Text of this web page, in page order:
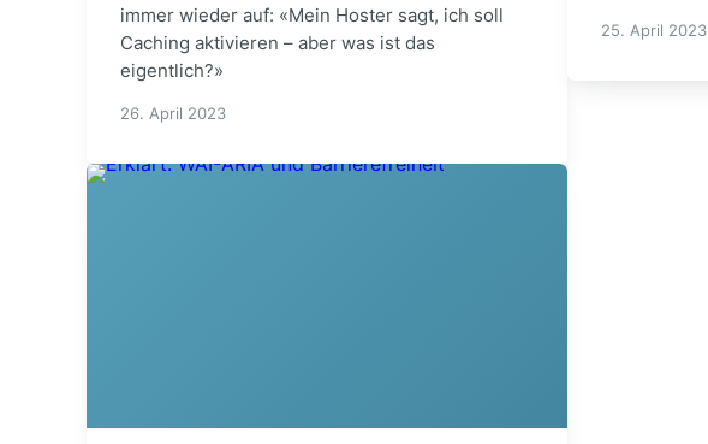
immer wieder auf: «Mein Hoster sagt, ich soll
Caching aktivieren – aber was ist das
eigentlich?»
26. April 2023
25. April 2023